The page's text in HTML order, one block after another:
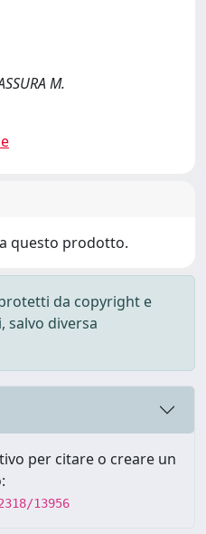
M.
questo prodotto.
da copyright e
diversa
per citare o creare un
13956